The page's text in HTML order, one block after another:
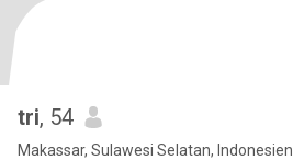
tri, 54
Makassar, Sulawesi Selatan, Indonesien